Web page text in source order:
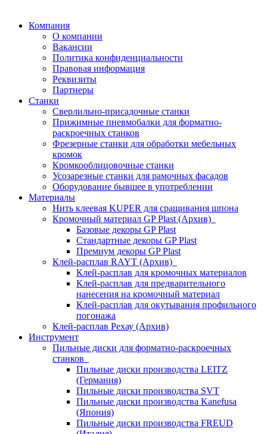
Компания
О компании
Вакансии
Политика конфиденциальности
Правовая информация
Реквизиты
Партнеры
Станки
Сверлильно-присадочные станки
Прижимные пневмобалки для форматно-
раскроечных станков
Фрезерные станки для обработки мебельных
кромок
Кромкооблицовочные станки
Усозарезные станки для рамочных фасадов
Оборудование бывшее в употреблении
Материалы
Нить клеевая KUPER для сращивания шпона
Кромочный материал GP Plast (Архив)
Базовые декоры GP Plast
Стандартные декоры GP Plast
Премиум декоры GP Plast
Клей-расплав RAYT (Архив)
Клей-расплав для кромочных материалов
Клей-расплав для предварительного
нанесения на кромочный материал
Клей-расплав для окутывания профильного
погонажа
Клей-расплав Рехау (Архив)
Инструмент
Пильные диски для форматно-раскроечных
станков
Пильные диски производства LEITZ
(Германия)
Пильные диски производства SVT
Пильные диски производства Kanefusa
(Япония)
Пильные диски производства FREUD